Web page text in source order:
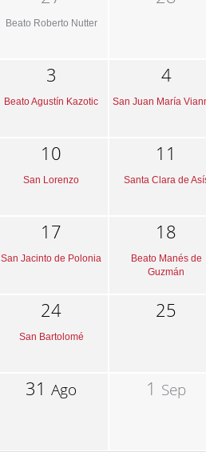
Beato Roberto Nutter
3
Beato Agustín Kazotic
4
San Juan María
10
San Lorenzo
11
Santa Clara de
17
San Jacinto de Polonia
18
Beato Manés de
Guzmán
24
San Bartolomé
25
31Ago 1 Sep